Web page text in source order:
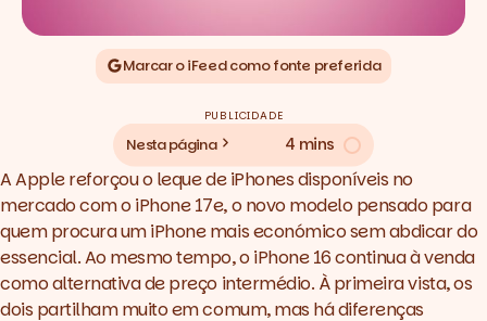
Marcar o iFeed como fonte preferida
PUBLICIDADE
Nesta página 4 mins
A Apple reforçou o leque de iPhones disponíveis no
mercado com o iPhone 17e, o novo modelo pensado para
quem procura um iPhone mais económico sem abdicar do
essencial. Ao mesmo tempo, o iPhone 16 continua à venda
como alternativa de preço intermédio. À primeira vista, os
dois partilham muito em comum, mas há diferenças